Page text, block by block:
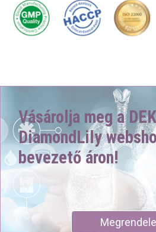
Vásárolja meg a
DiamondLily
bevezető áron!